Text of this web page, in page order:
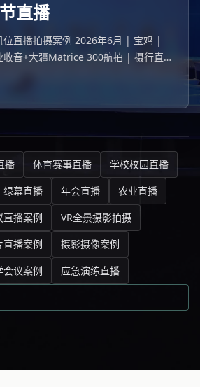
直播
位直播拍摄案例 2026年6月 | 宝鸡 |
收音+大疆Matrice 300航拍 | 摄行直
1682人的合唱音乐会，线上48140人
播 体育赛事直播
学校校园直播
绿幕直播 年会直播
农业直播
直播案例
VR全景摄影拍摄
直播案例
摄影摄像案例
会议案例
应急演练直播